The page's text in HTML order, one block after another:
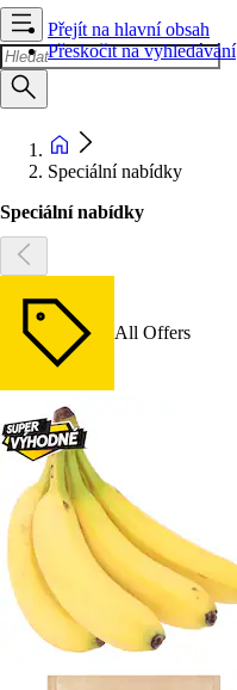
Přejít na hlavní obsah
Přeskočit na vyhledávání
Speciální nabídky
Speciální nabídky
All Offers